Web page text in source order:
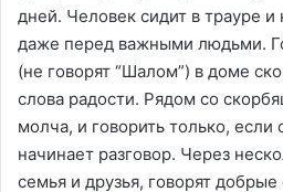
дней. Человек сидит в трауре
даже перед важными людьми.
(не говорят “Шалом”) в доме
слова радости. Рядом со
молча, и говорить только,
начинает разговор. Через
семья и друзья, говорят